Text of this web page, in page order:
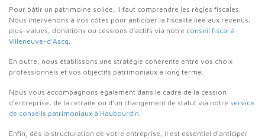
Pour bâtir un patrimoine solide, il faut comprendre les règles fiscales.
Nous intervenons à vos côtés pour anticiper la fiscalité liée aux revenus,
plus-values, donations ou cessions d’actifs via notre conseil fiscal à
Villeneuve-d’Ascq.
En outre, nous établissons une stratégie cohérente entre vos choix
professionnels et vos objectifs patrimoniaux à long terme.
Nous vous accompagnons également dans le cadre de la cession
d’entreprise, de la retraite ou d’un changement de statut via notre service
de conseils patrimoniaux à Haubourdin.
Enfin, dès la structuration de votre entreprise, il est essentiel d’anticiper